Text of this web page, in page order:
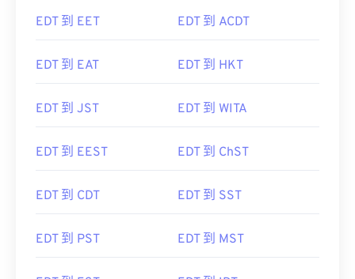
EDT 到 EET EDT 到 ACDT
EDT 到 EAT EDT 到 HKT
EDT 到 JST EDT 到 WITA
EDT 到 EEST EDT 到 ChST
EDT 到 CDT EDT 到 SST
EDT 到 PST EDT 到 MST